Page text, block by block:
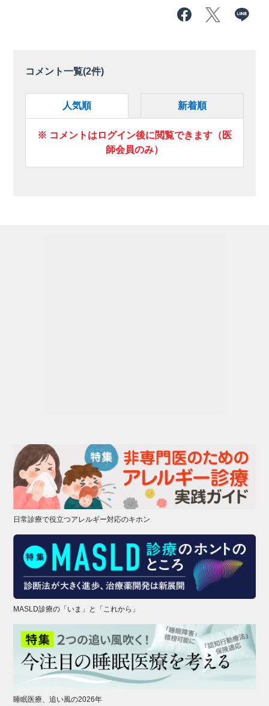
コメント一覧(2件)
人気順 新着順
※ コメントはログイン後に閲覧できます（医
師会員のみ）
日常診療で役立つアレルギー対応のキホン
MASLD診療の「いま」と「これから」
睡眠医療、追い風の2026年